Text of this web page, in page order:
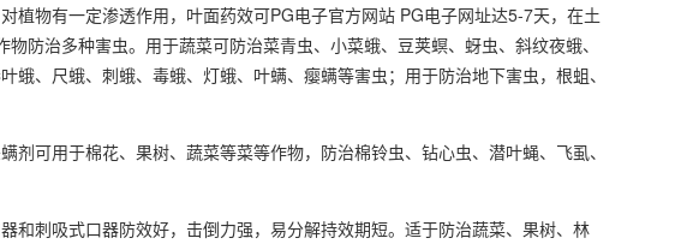
植物有一定渗透作用，叶面药效可PG电子官方网站 PG电子网址达5-7天，在土
防治多种害虫。用于蔬菜可防治菜青虫、小菜蛾、豆荚螟、蚜虫、斜纹夜蛾、
、尺蛾、刺蛾、毒蛾、灯蛾、叶螨、瘿螨等害虫；用于防治地下害虫，根蛆、
可用于棉花、果树、蔬菜等菜等作物，防治棉铃虫、钻心虫、潜叶蝇、飞虱、
刺吸式口器防效好，击倒力强，易分解持效期短。适于防治蔬菜、果树、林